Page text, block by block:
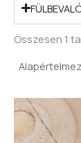
Összesen 1